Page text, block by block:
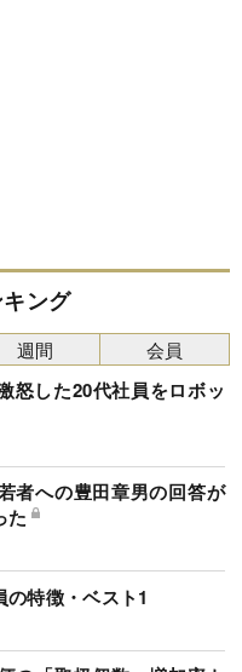
ング
怒した20代社員をロボッ
者への豊田章男の回答が
た
特徴・ベスト1
週間 会員